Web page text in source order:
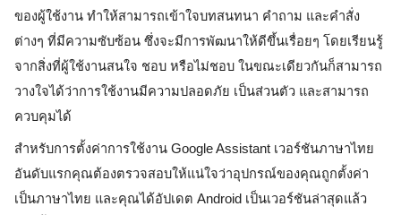
ของผู้ใช้งาน ทำให้สามารถเข้าใจบทสนทนา คำถาม และคำสั่ง
ต่างๆ ที่มีความซับซ้อน ซึ่งจะมีการพัฒนาให้ดีขึ้นเรื่อยๆ โดยเรียนรู้
จากสิ่งที่ผู้ใช้งานสนใจ ชอบ หรือไม่ชอบ ในขณะเดียวกันก็สามารถ
วางใจได้ว่าการใช้งานมีความปลอดภัย เป็นส่วนตัว และสามารถ
ควบคุมได้
สำหรับการตั้งค่าการใช้งาน Google Assistant เวอร์ชันภาษาไทย
อันดับแรกคุณต้องตรวจสอบให้แน่ใจว่าอุปกรณ์ของคุณถูกตั้งค่า
เป็นภาษาไทย และคุณได้อัปเดต Android เป็นเวอร์ชันล่าสุดแล้ว